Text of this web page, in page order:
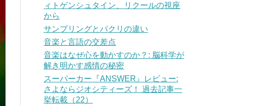
ィトゲンシュタイン、リクールの視座
から
サンプリングとパクリの違い
音楽と言語の交差点
音楽はなぜ心を動かすのか？: 脳科学が
解き明かす感情の秘密
スーパーカー『ANSWER』レビュー:
さよならジオシティーズ！ 過去記事一
挙転載（22）